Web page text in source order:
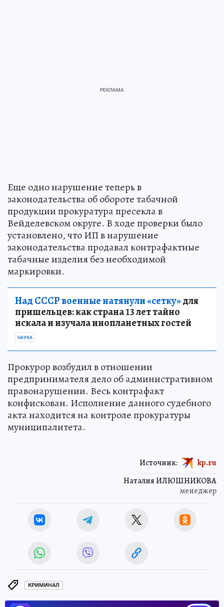
Еще одно нарушение теперь в
законодательства об обороте табачной
продукции прокуратура пресекла в
Вейделевском округе. В ходе проверки было
установлено, что ИП в нарушение
законодательства продавал контрафактные
табачные изделия без необходимой
маркировки.
Над СССР военные натянули «сетку»для
пришельцев: как страна 13 лет тайно
искала и изучала инопланетных гостей
НАУКА
Прокурор возбудил в отношении
предпринимателя дело об административном
правонарушении. Весь контрафакт
конфискован. Исполнение данного судебного
акта находится на контроле прокуратуры
муниципалитета.
Наталия ИЛЮШНИКОВА
менеджер
Источник: kp.ru
КРИМИНАЛ